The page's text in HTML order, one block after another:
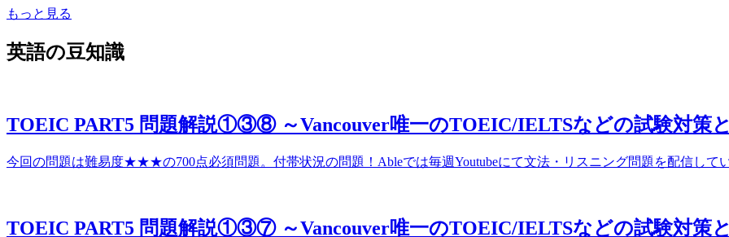
もっと見る
英語の豆知識
TOEIC PART5 問題解説①③⑧ ～Vancouver唯一のTOEIC/IELTSなどの試験対策
今回の問題は難易度★★★の700点必須問題。付帯状況の問題！Ableでは毎週Youtubeにて文法・リスニング問題を配信して
TOEIC PART5 問題解説①③⑦ ～Vancouver唯一のTOEIC/IELTSなどの試験対策